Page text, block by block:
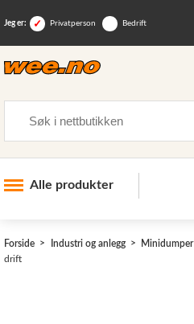
Jeg er: Privatperson Bedrift
Alle produkter
Skogsutstyr
Forside Industri og anlegg Minidumper
drift